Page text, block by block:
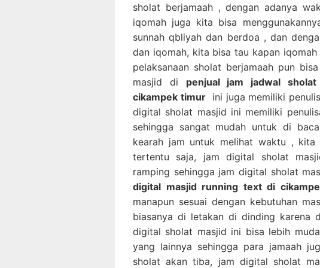
sholat berjamaah , dengan adanya
iqomah juga kita bisa
sunnah qbliyah dan berdoa , dan
dan iqomah, kita bisa tau kapan
pelaksanaan sholat berjamaah pun
masjid di penjual jam jadwal
cikampek timurini juga memiliki
digital sholat masjid ini memiliki
sehingga sangat mudah untuk di
kearah jam untuk melihat waktu ,
tertentu saja, jam digital sholat
ramping sehingga jam digital sholat
digital masjid running text di
manapun sesuai dengan kebutuhan
biasanya di letakan di dinding
digital sholat masjid ini bisa lebih
yang lainnya sehingga para jamaah
sholat akan tiba, jam digital sholat